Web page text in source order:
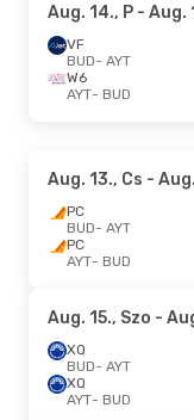
Aug. 14., P - Aug.
VF
BUD- AYT
W6
AYT- BUD
Aug. 13., Cs -
PC
BUD- AYT
PC
AYT- BUD
Aug. 15., Szo -
XQ
BUD- AYT
XQ
AYT- BUD